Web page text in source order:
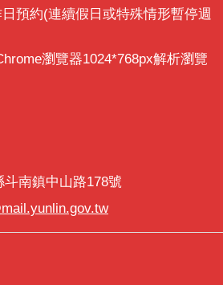
預約(連續假日或特殊情形暫停週
瀏覽器1024*768px解析瀏覽
斗南鎮中山路178號